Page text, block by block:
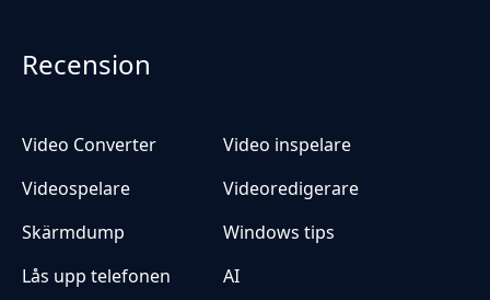
Recension
Video Converter
Video inspelare
Videospelare
Videoredigerare
Skärmdump
Windows tips
Lås upp telefonen
AI